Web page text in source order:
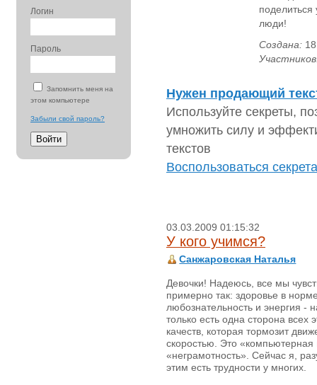
люди!
Создана:
Нужен продающий
Используйте секреты,
умножить силу и
текстов
Воспользоваться
03.03.2009 01:15:32
У кого учимся?
Санжаровская Наталья
Девочки! Надеюсь, все мы
примерно так: здоровье в
любознательность и энергия -
только есть одна сторона всех
качеств, которая тормозит
скоростью. Это «компьютерная
«неграмотность». Сейчас я,
этим есть трудности у многих.
Логин
Пароль
Запомнить меня на
этом компьютере
Забыли свой пароль?